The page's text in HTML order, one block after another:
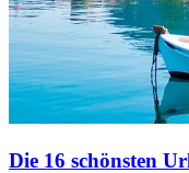
Die 16 schönsten